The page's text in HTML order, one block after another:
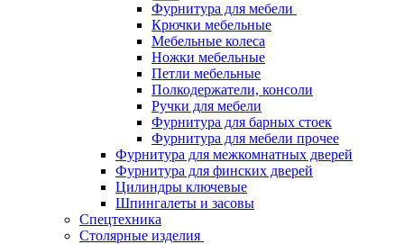
Фурнитура для мебели
Крючки мебельные
Мебельные колеса
Ножки мебельные
Петли мебельные
Полкодержатели, консоли
Ручки для мебели
Фурнитура для барных стоек
Фурнитура для мебели прочее
Фурнитура для межкомнатных дверей
Фурнитура для финских дверей
Цилиндры ключевые
Шпингалеты и засовы
Спецтехника
Столярные изделия